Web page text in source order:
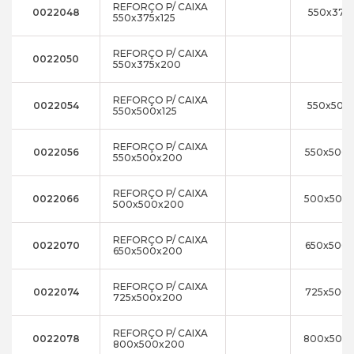
0022048
REFORÇO P/ CAIXA
550x375x125
0022050
REFORÇO P/ CAIXA
550x375x200
0022054
REFORÇO P/ CAIXA
550x500x125
0022056
REFORÇO P/ CAIXA
550x500x200
0022066
REFORÇO P/ CAIXA
500x500x200
0022070
REFORÇO P/ CAIXA
650x500x200
0022074
REFORÇO P/ CAIXA
725x500x200
0022078
REFORÇO P/ CAIXA
800x500x200